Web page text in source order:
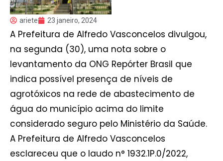
ariete 23 janeiro, 2024
A Prefeitura de Alfredo Vasconcelos divulgou,
na segunda (30), uma nota sobre o
levantamento da ONG Repórter Brasil que
indica possível presença de níveis de
agrotóxicos na rede de abastecimento de
água do município acima do limite
considerado seguro pelo Ministério da Saúde.
A Prefeitura de Alfredo Vasconcelos
esclareceu que o laudo n° 1932.1P.0/2022,